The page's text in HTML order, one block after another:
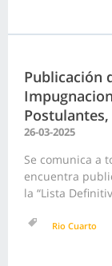
Publicación
26-03-2025
Se comunica a
encuentra
la “Lista
Rio Cuarto